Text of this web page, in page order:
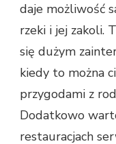
daje możliwość
rzeki i jej zakoli.
się dużym
kiedy to można
przygodami z
Dodatkowo
restauracjach